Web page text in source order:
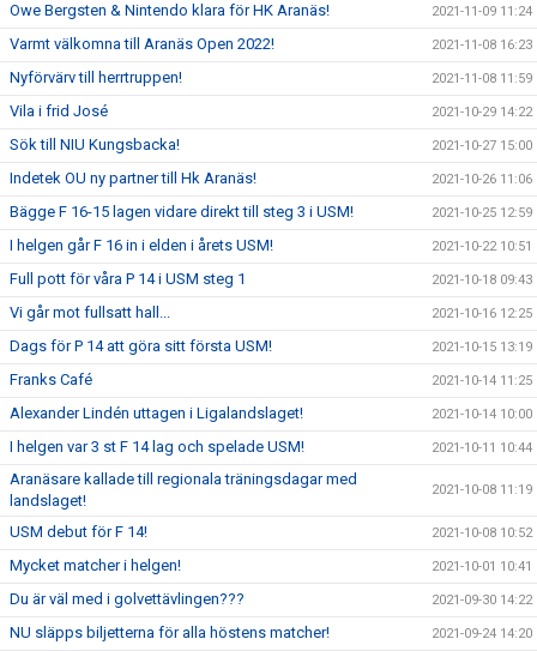
Owe Bergsten & Nintendo klara för HK Aranäs! 2021-11-09 11:24
Varmt välkomna till Aranäs Open 2022! 2021-11-08 16:23
Nyförvärv till herrtruppen! 2021-11-08 11:59
Vila i frid José 2021-10-29 14:22
Sök till NIU Kungsbacka! 2021-10-27 15:00
Indetek OU ny partner till Hk Aranäs! 2021-10-26 11:06
Bägge F 16-15 lagen vidare direkt till steg 3 i USM! 2021-10-25 12:59
I helgen går F 16 in i elden i årets USM! 2021-10-22 10:51
Full pott för våra P 14 i USM steg 1 2021-10-18 09:43
Vi går mot fullsatt hall... 2021-10-16 12:25
Dags för P 14 att göra sitt första USM! 2021-10-15 13:19
Franks Café 2021-10-14 11:25
Alexander Lindén uttagen i Ligalandslaget! 2021-10-14 10:00
I helgen var 3 st F 14 lag och spelade USM! 2021-10-11 10:44
Aranäsare kallade till regionala träningsdagar med
landslaget!
2021-10-08 11:19
USM debut för F 14! 2021-10-08 10:52
Mycket matcher i helgen! 2021-10-01 10:41
Du är väl med i golvettävlingen??? 2021-09-30 14:22
NU släpps biljetterna för alla höstens matcher! 2021-09-24 14:20